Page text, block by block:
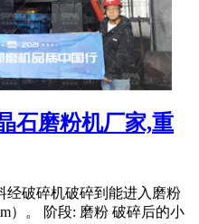
石磨粉机厂家,重
经破碎机破碎到能进入磨粉
）。 阶段: 磨粉 破碎后的小